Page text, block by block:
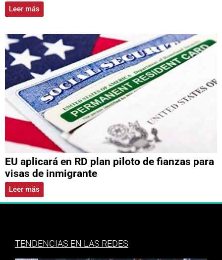
Leer más
EU aplicará en RD plan piloto de fianzas para
visas de inmigrante
Leer más
TENDENCIAS EN LAS REDES